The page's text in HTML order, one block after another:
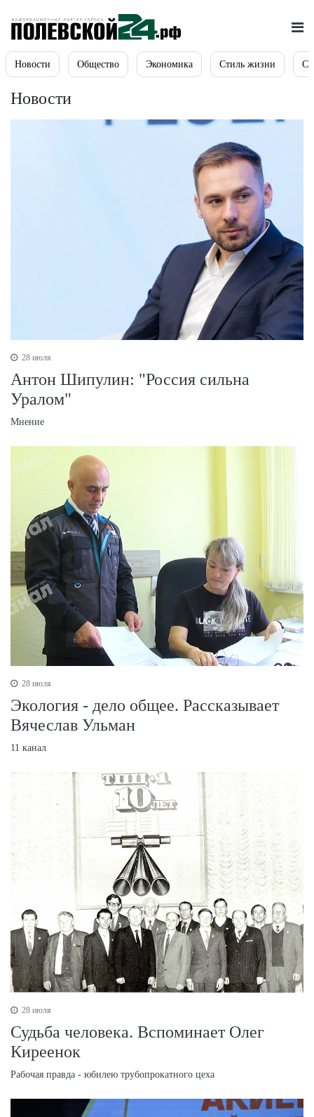
Новости Общество Экономика Стиль жизни
Новости
28 июля
Антон Шипулин: "Россия сильна
Уралом"
Мнение
28 июля
Экология - дело общее. Рассказывает
Вячеслав Ульман
11 канал
28 июля
Судьба человека. Вспоминает Олег
Киреенок
Рабочая правда - юбилею трубопрокатного цеха